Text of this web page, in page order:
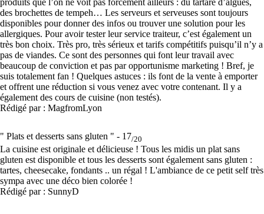
produits que l’on ne voit pas forcément ailleurs : du tartare d’algues,
des brochettes de tempeh… Les serveurs et serveuses sont toujours
disponibles pour donner des infos ou trouver une solution pour les
allergiques. Pour avoir tester leur service traiteur, c’est également un
très bon choix. Très pro, très sérieux et tarifs compétitifs puisqu’il n’y a
pas de viandes. Ce sont des personnes qui font leur travail avec
beaucoup de conviction et pas par opportunisme marketing ! Bref, je
suis totalement fan ! Quelques astuces : ils font de la vente à emporter
et offrent une réduction si vous venez avec votre contenant. Il y a
également des cours de cuisine (non testés).
Rédigé par : MagfromLyon
" Plats et desserts sans gluten " - 17/20
La cuisine est originale et délicieuse ! Tous les midis un plat sans
gluten est disponible et tous les desserts sont également sans gluten :
tartes, cheesecake, fondants .. un régal ! L'ambiance de ce petit self très
sympa avec une déco bien colorée !
Rédigé par : SunnyD